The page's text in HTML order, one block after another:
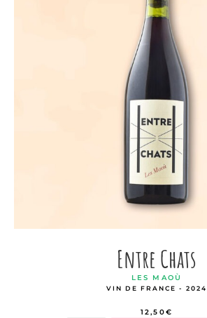
Entre Chats
LES MAOÙ
VIN DE FRANCE - 2024
12,50€